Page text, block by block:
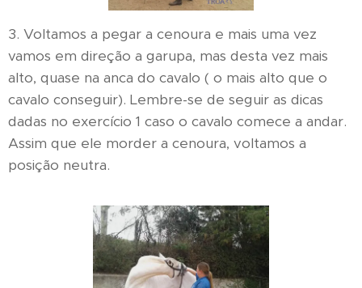
3. Voltamos a pegar a cenoura e mais uma vez
vamos em direção a garupa, mas desta vez mais
alto, quase na anca do cavalo ( o mais alto que o
cavalo conseguir). Lembre-se de seguir as dicas
dadas no exercício 1 caso o cavalo comece a andar.
Assim que ele morder a cenoura, voltamos a
posição neutra.